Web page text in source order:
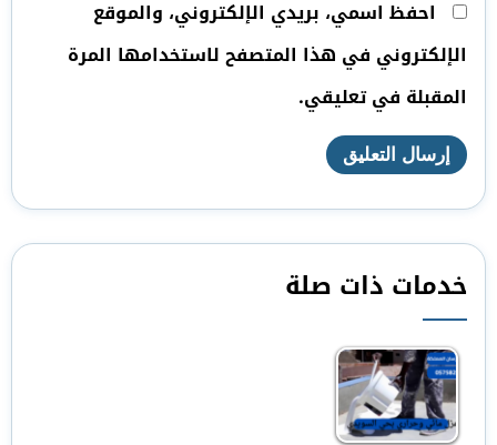
احفظ اسمي، بريدي الإلكتروني، والموقع
الإلكتروني في هذا المتصفح لاستخدامها المرة
المقبلة في تعليقي.
خدمات ذات صلة